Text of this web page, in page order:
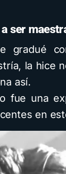
ser
gradué
la hice
así.
fue una
en